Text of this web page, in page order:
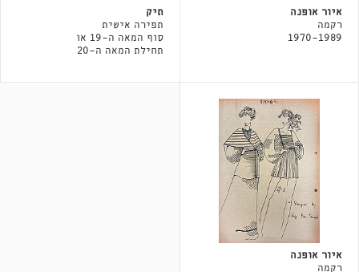
איור אופנה
רקמה
1970-1989
תיק
תפירה אישית
סוף המאה ה-19 או
תחילת המאה ה-20
איור אופנה
רקמה